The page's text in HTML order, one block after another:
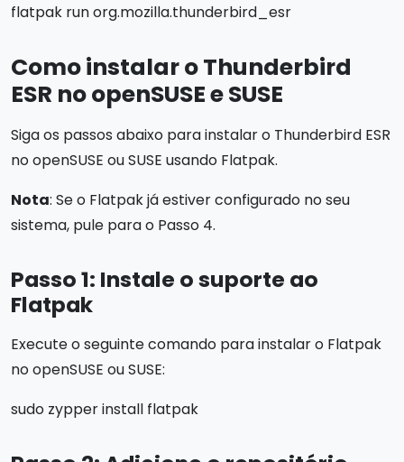
flatpak run org.mozilla.thunderbird_esr
Como instalar o Thunderbird
ESR no openSUSE e SUSE
Siga os passos abaixo para instalar o Thunderbird ESR
no openSUSE ou SUSE usando Flatpak.
Nota: Se o Flatpak já estiver configurado no seu
sistema, pule para o Passo 4.
Passo 1: Instale o suporte ao
Flatpak
Execute o seguinte comando para instalar o Flatpak
no openSUSE ou SUSE:
sudo zypper install flatpak